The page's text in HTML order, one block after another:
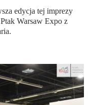
edycja tej imprezy
Warsaw Expo z